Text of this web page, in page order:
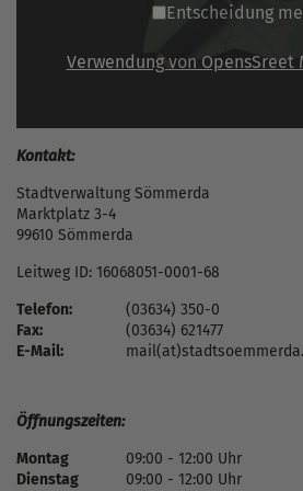
Entscheidung
Verwendung von OpensSreet
Kontakt:
Stadtverwaltung Sömmerda
Marktplatz 3-4
99610 Sömmerda
Leitweg ID: 16068051-0001-68
Telefon:
(03634) 350-0
Fax:
(03634) 621477
E-Mail:
Öffnungszeiten:
Montag
09:00 - 12:00 Uhr
Dienstag
09:00 - 12:00 Uhr